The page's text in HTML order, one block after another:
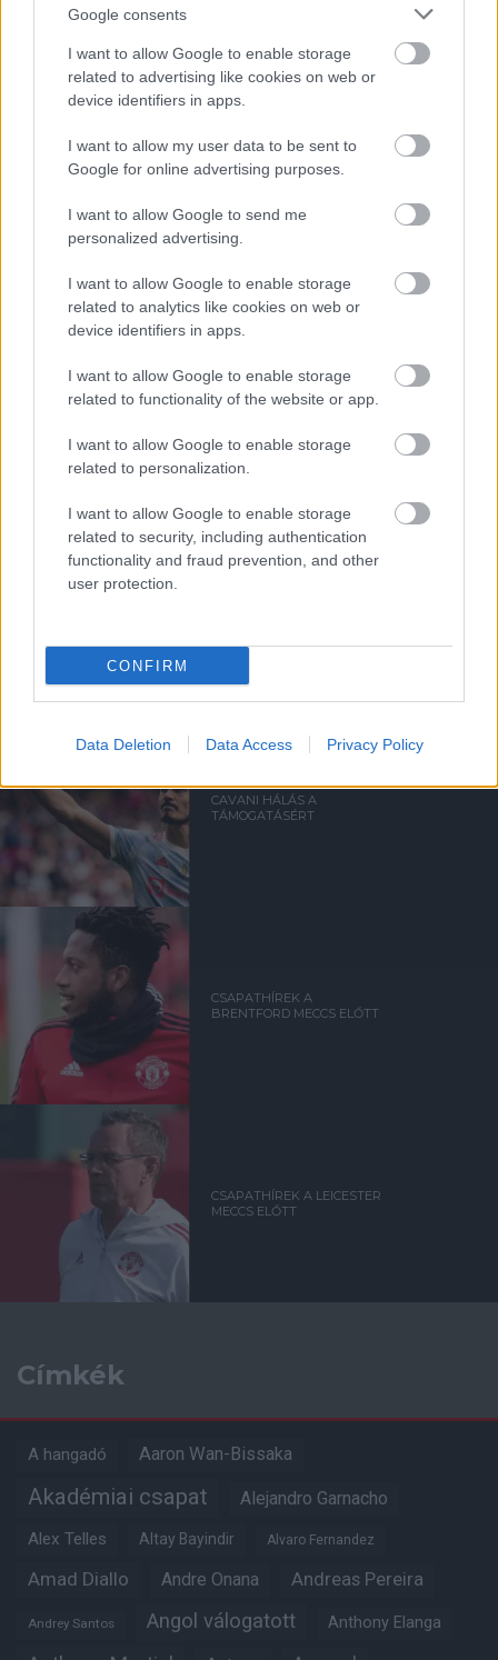
Google consents
I want to allow Google to enable storage
related to advertising like cookies on web or
device identifiers in apps.
I want to allow my user data to be sent to
Google for online advertising purposes.
I want to allow Google to send me
personalized advertising.
I want to allow Google to enable storage
related to analytics like cookies on web or
device identifiers in apps.
I want to allow Google to enable storage
related to functionality of the website or app.
I want to allow Google to enable storage
related to personalization.
I want to allow Google to enable storage
related to security, including authentication
functionality and fraud prevention, and other
user protection.
CONFIRM
Data Deletion Data Access Privacy Policy
AC MilanvsManchester United
ELŐZŐ MÉRKŐZÉSEK
Támogatás
Támogasd adományoddal
a ManUtdFanatics.hu működését!
Kapcsolódó hírek
EDINSON CAVANI
CAVANI HÁLÁS A
TÁMOGATÁSÉRT
CSAPATHÍREK A
BRENTFORD MECCS ELŐTT
CSAPATHÍREK A LEICESTER
MECCS ELŐTT
Címkék
A hangadó Aaron Wan-Bissaka
Akadémiai csapat Alejandro Garnacho
Alex Telles Altay Bayindir Alvaro Fernandez
Amad Diallo Andre Onana Andreas Pereira
Andrey Santos Angol válogatott Anthony Elanga